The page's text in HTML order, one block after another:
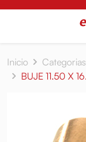
Inicio Categorias
BUJE 11.50 X